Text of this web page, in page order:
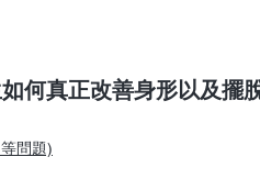
何真正改善身形以及擺
問題)